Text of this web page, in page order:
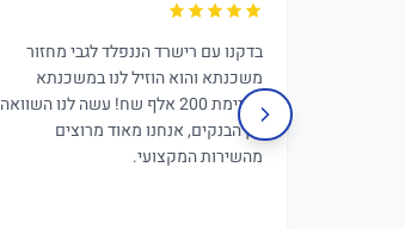
בדקנו עם רישרד הננפלד לגבי מחזור
משכנתא והוא הוזיל לנו במשכנתא
הקיימת 200 אלף שח! עשה לנו השוואה
בין הבנקים, אנחנו מאוד מרוצים
מהשירות המקצועי.